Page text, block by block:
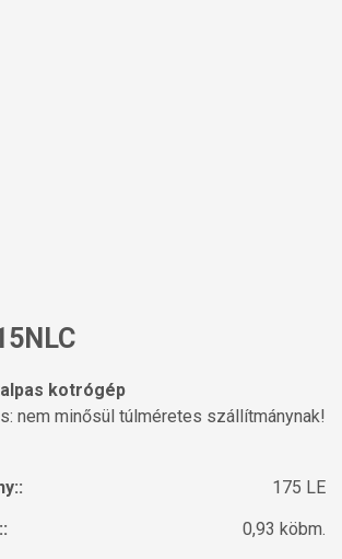
kotrógép
nem minősül túlméretes szállítmánynak!
175 LE
0,93 köbm.